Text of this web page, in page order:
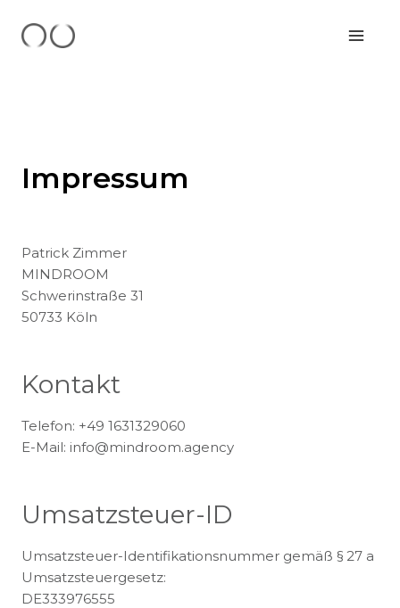
Inhalt
springen
Impressum
Patrick Zimmer
MINDROOM
Schwerinstraße 31
50733 Köln
Kontakt
Telefon: +49 1631329060
E-Mail: info@mindroom.agency
Umsatzsteuer-ID
Umsatzsteuer-Identifikationsnummer gemäß § 27 a
Umsatzsteuergesetz:
DE333976555